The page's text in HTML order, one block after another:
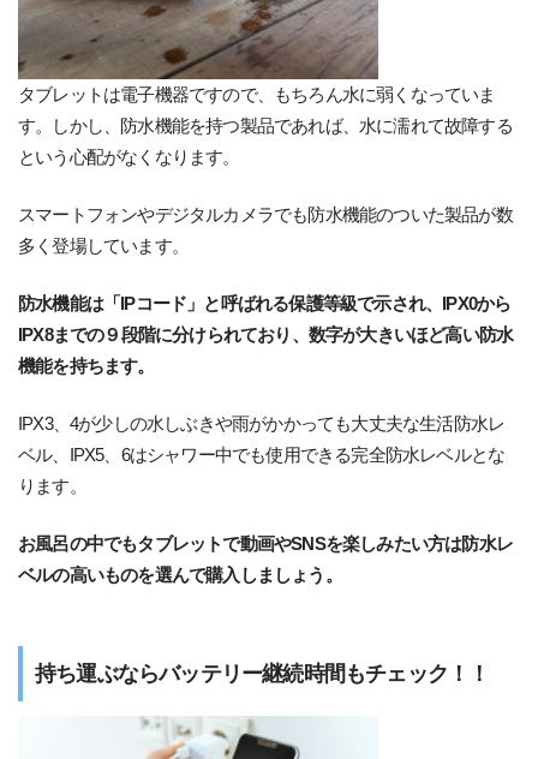
タブレットは電子機器ですので、もちろん水に弱くなっていま
す。しかし、防水機能を持つ製品であれば、水に濡れて故障する
という心配がなくなります。
スマートフォンやデジタルカメラでも防水機能のついた製品が数
多く登場しています。
防水機能は「IPコード」と呼ばれる保護等級で示され、IPX0から
IPX8までの９段階に分けられており、数字が大きいほど高い防水
機能を持ちます。
IPX3、4が少しの水しぶきや雨がかかっても大丈夫な生活防水レ
ベル、IPX5、6はシャワー中でも使用できる完全防水レベルとな
ります。
お風呂の中でもタブレットで動画やSNSを楽しみたい方は防水レ
ベルの高いものを選んで購入しましょう。
持ち運ぶならバッテリー継続時間もチェック！！